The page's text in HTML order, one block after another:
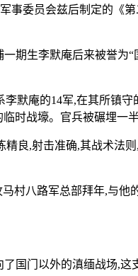
事委员会兹后制定的《
期生李默庵后来被誉为
默庵的14军,在其所镇
时战壕。官兵被碾埋一
良,射击准确,其战术法
村八路军总部拜年,与
国门以外的滇缅战场,这